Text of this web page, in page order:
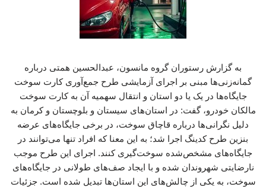
به گزارش رستوران گروه مانسون، عبدالحسین همتی درباره
گمانه‌زنی‌ها مبنی بر اجرای آزمایشی طرح جمع‌آوری کارت سوخت
جایگاه‌ها در یک یا دو استان و انتقال سهمیه آن به کارت سوخت
مالکان خودرو، گفت: در استان‌های سیستان و بلوچستان و کرمان به
دلیل نگرانی‌ها درباره قاچاق سوخت، در برخی جایگاه‌های عرضه
بنزین طرح کدینگ اجرا شد؛ به این معنا که افراد تنها می‌توانند در
جایگاه‌های مشخص‌شده سوخت‌گیری کنند. اجرای این طرح موجب
نارضایتی شهروندان شده و با ایجاد صف‌های طولانی در جایگاه‌های
سوخت، به یکی از چالش‌های این استان‌ها تبدیل شده است. جزئیات